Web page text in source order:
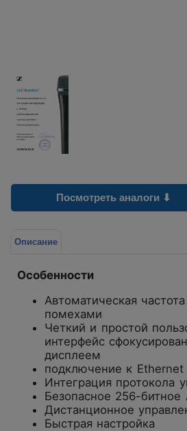
Посмотреть аналоги ⬇
Описание
Особенности
Автоматическая
помехами
Четкий и простой
интерфейс
дисплеем
подключение к
Интеграция протокола
Безопасное 256-битное
Дистанционное
Быстрая настройка